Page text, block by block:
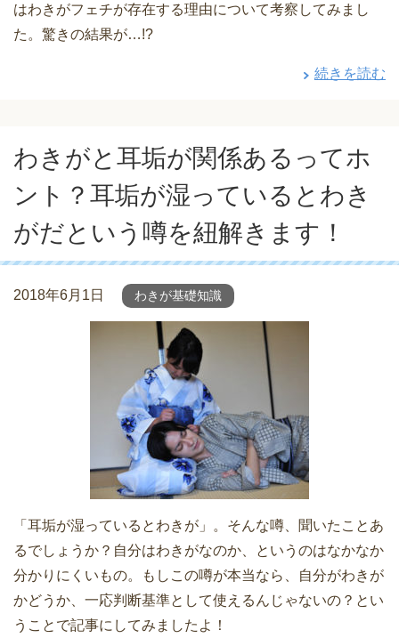
はわきがフェチが存在する理由について考察してみまし
た。驚きの結果が…!?
続きを読む
わきがと耳垢が関係あるってホ
ント？耳垢が湿っているとわき
がだという噂を紐解きます！
2018年6月1日 わきが基礎知識
「耳垢が湿っているとわきが」。そんな噂、聞いたことあ
るでしょうか？自分はわきがなのか、というのはなかなか
分かりにくいもの。もしこの噂が本当なら、自分がわきが
かどうか、一応判断基準として使えるんじゃないの？とい
うことで記事にしてみましたよ！